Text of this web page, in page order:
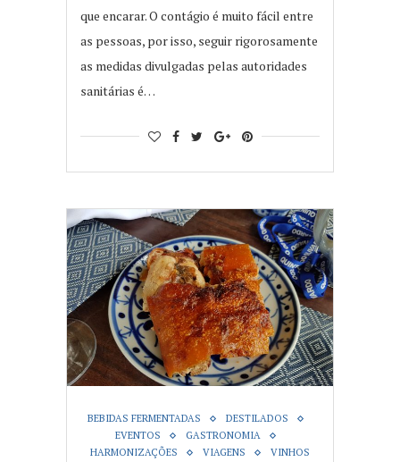
que encarar. O contágio é muito fácil entre
as pessoas, por isso, seguir rigorosamente
as medidas divulgadas pelas autoridades
sanitárias é…
BEBIDAS FERMENTADAS
DESTILADOS
EVENTOS
GASTRONOMIA
HARMONIZAÇÕES
VIAGENS VINHOS